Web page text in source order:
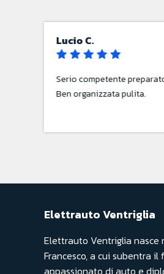
Personale molto efficiente
accoglienza super
marco V.
Elettrauto Ventriglia
Elettrauto Ventriglia nasce
Francesco, a cui subentra il
appassionato di auto e